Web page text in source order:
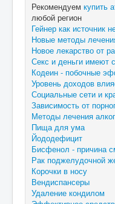
Рекомендуем купить
любой регион
Гейнер как источник
Новые методы
Новое лекарство от
Секс и деньги имеют
Кодеин - побочные
Уровень доходов
Социальные сети и
Зависимость от
Методы лечения
Пища для ума
Йододефицит
Бисфенол - причина
Рак поджелудочной
Корочки в носу
Вендиспансеры
Удаление кондилом